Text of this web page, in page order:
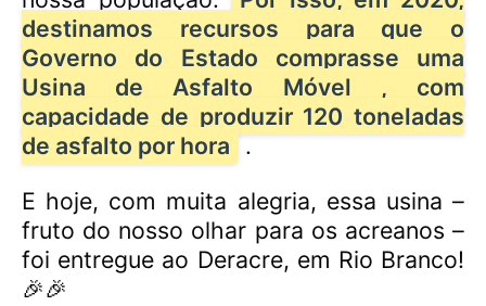
destinamos recursos para que o
Governo do Estado comprasse uma
Usina de Asfalto Móvel , com
capacidade de produzir 120 toneladas
de asfalto por hora
.
E hoje, com muita alegria, essa usina –
fruto do nosso olhar para os acreanos –
foi entregue ao Deracre, em Rio Branco!
🎉🎉